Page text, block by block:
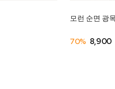
모런 순면 광
70% 8,900